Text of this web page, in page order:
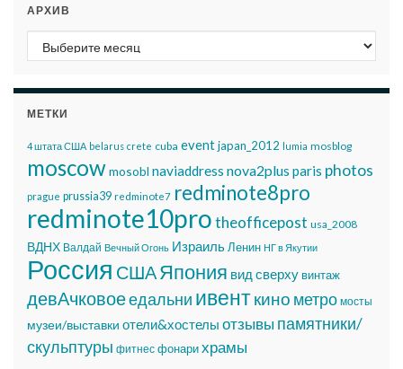
АРХИВ
Архив
МЕТКИ
4 штата США belarus crete cuba eventjapan_2012 lumia mosblog
moscowmosobl naviaddress nova2plus paris photos
prague prussia39 redminote7 redminote8pro
redminote10protheofficepost usa_2008
ВДНХ Валдай Вечный Огонь Израиль Ленин НГ в Якутии
Россия СШАЯпония вид сверху винтаж
девАчковоеедальни ивенткино метро мосты
музеи/выставки отели&хостелы отзывы памятники/
скульптуры фитнес фонарихрамы